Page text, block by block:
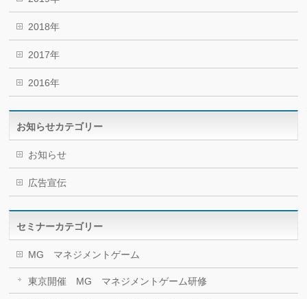
2018年
2017年
2016年
お知らせカテゴリー
お知らせ
広告宣伝
セミナーカテゴリー
MG マネジメントゲーム
東京開催 MG マネジメントゲーム研修